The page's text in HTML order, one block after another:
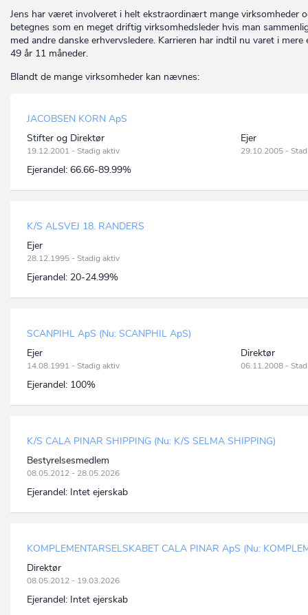
Jens har været involveret i helt ekstraordinært mange virksomheder
betegnes som en meget driftig virksomhedsleder hvis man
med andre danske erhvervsledere. Karrieren har indtil nu varet i mere
49 år 11 måneder.
Blandt de mange virksomheder kan nævnes:
JACOBSEN KORN ApS
Stifter og Direktør
19.12.2001 - Stadig aktiv
Ejer
29.10.2005 -
Ejerandel: 66.66-89.99%
K/S ALSVEJ 18. RANDERS
Ejer
28.12.1995 - Stadig aktiv
Ejerandel: 20-24.99%
SCANPIHL ApS (Nu: SCANPHIL ApS)
Ejer
14.08.1991 - Stadig aktiv
Direktør
06.11.2008 -
Ejerandel: 100%
K/S CALA PINAR SHIPPING (Nu: K/S SELMA SHIPPING)
Bestyrelsesmedlem
08.05.2012 - 28.05.2026
Ejerandel: Intet ejerskab
KOMPLEMENTARSELSKABET CALA PINAR ApS (Nu:
Direktør
08.05.2012 - 19.03.2026
Ejerandel: Intet ejerskab